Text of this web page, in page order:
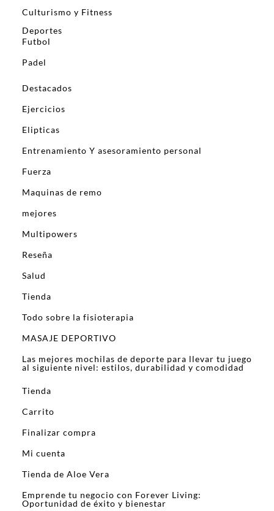
Culturismo y Fitness
Deportes
Futbol
Padel
Destacados
Ejercicios
Elipticas
Entrenamiento Y asesoramiento personal
Fuerza
Maquinas de remo
mejores
Multipowers
Reseña
Salud
Tienda
Todo sobre la fisioterapia
MASAJE DEPORTIVO
Las mejores mochilas de deporte para llevar tu juego
al siguiente nivel: estilos, durabilidad y comodidad
Tienda
Carrito
Finalizar compra
Mi cuenta
Tienda de Aloe Vera
Emprende tu negocio con Forever Living:
Oportunidad de éxito y bienestar